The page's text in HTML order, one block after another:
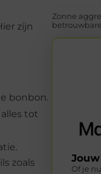
zijn
bonbon.
tot
zoals
Zonne
Of je